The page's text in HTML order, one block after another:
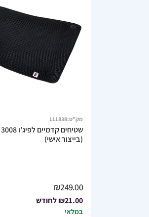
מק"ט:
111838
(בייצור אישי)
₪249.00
₪21.00לחודש
במלאי